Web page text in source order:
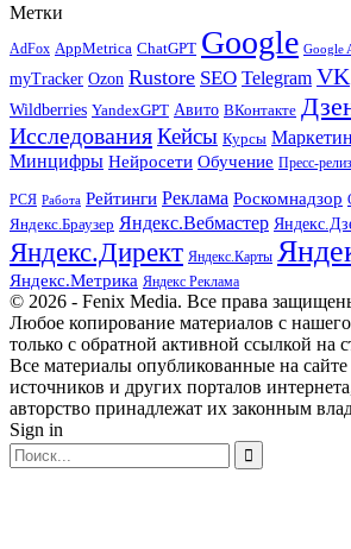
Метки
AdFox AppMetrica ChatGPT Google Google
myTracker Ozon Rustore SEO Telegram VK
Wildberries YandexGPT Авито ВКонтакте
ИсследованияКейсы Курсы
Минцифры Нейросети Обучение Пресс-
РСЯ Работа Рейтинги Реклама Роскомнадзор
Яндекс.Браузер Яндекс.Вебмастер
Яндекс.Директ Яндекс.Карты
Яндекс.Метрика Яндекс Реклама
© 2026 - Fenix Media. Все права
Любое копирование материалов с нашего
только с обратной активной ссылкой на
Все материалы опубликованные на
источников и других порталов
авторство принадлежат их законным
Sign in